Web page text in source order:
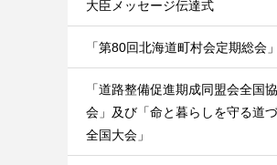
大臣メッセージ伝達式
「第80回北海道町村会定期総会
「道路整備促進期成同盟会全国
会」及び「命と暮らしを守る道
全国大会」